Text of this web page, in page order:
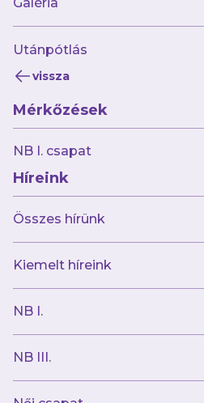
Utánpótlás
vissza
Mérkőzések
NB I. csapat
Híreink
Összes hírünk
Kiemelt híreink
NB I.
NB III.
2024.07.01
Nálunk folytatja a
alapembere
2024.06.29